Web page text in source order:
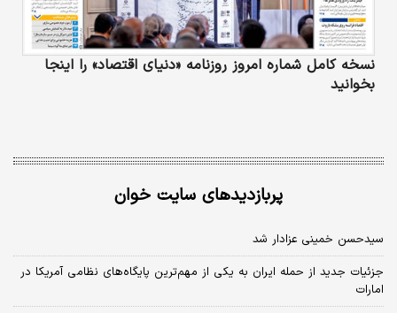
نسخه کامل شماره امروز روزنامه «دنیای‌ اقتصاد» را اینجا
بخوانید
پربازدیدهای سایت خوان
سیدحسن خمینی عزادار شد
جزئیات جدید از حمله ایران به یکی از مهم‌ترین پایگاه‌های نظامی آمریکا در
امارات